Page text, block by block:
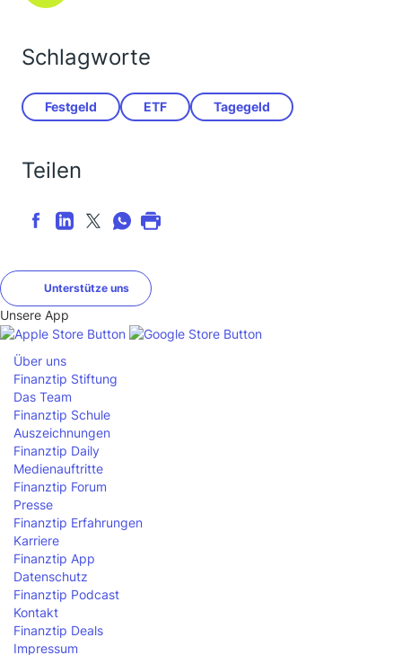
Schlagworte
Festgeld ETF Tagegeld
Teilen
Unterstütze uns
Unsere App
Über uns
Finanztip Stiftung
Das Team
Finanztip Schule
Auszeichnungen
Finanztip Daily
Medienauftritte
Finanztip Forum
Presse
Finanztip Erfahrungen
Karriere
Finanztip App
Datenschutz
Finanztip Podcast
Kontakt
Finanztip Deals
Impressum